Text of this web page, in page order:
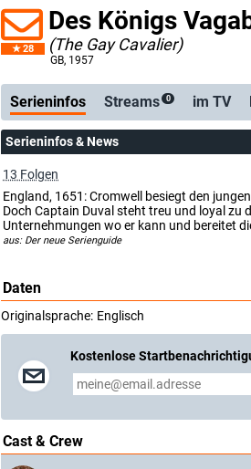
28
Des Königs
(The Gay Cavalier)
GB, 1957
Serienticker
Serieninfos Streams 0 im TV
Serieninfos & News
13 Folgen
England, 1651: Cromwell besiegt den
Doch Captain Duval steht treu und loyal zu
Unternehmungen wo er kann und bereitet
aus: Der neue Serienguide
Daten
Originalsprache: Englisch
Kostenlose
Cast & Crew